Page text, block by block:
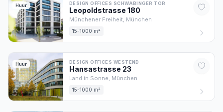
Huur DESIGN OFFICES SCHWABINGER TOR
Leopoldstrasse 180
Münchener Freiheit, München
15-1000 m²
Huur DESIGN OFFICES WESTEND
Hansastrasse 23
Land in Sonne, München
15-1000 m²